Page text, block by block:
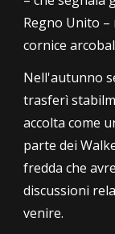
Regno Unito –
cornice
Nell'autunno
trasferì
accolta come
parte dei
fredda che
discussioni
venire.